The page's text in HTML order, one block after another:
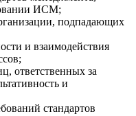
ИСМ;
подпадающих
и взаимодействия
ответственных за
и
стандартов